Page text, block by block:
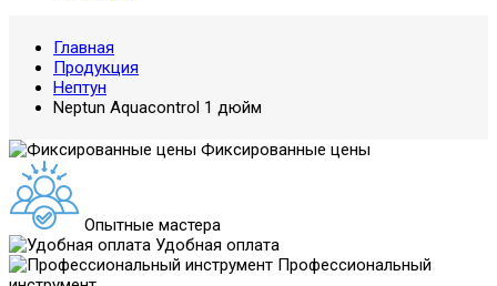
Главная
Продукция
Нептун
Neptun Aquacontrol 1 дюйм
Фиксированные цены
Опытные мастера
Удобная оплата
Профессиональный